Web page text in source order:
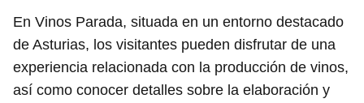
En Vinos Parada, situada en un entorno destacado
de Asturias, los visitantes pueden disfrutar de una
experiencia relacionada con la producción de vinos,
así como conocer detalles sobre la elaboración y